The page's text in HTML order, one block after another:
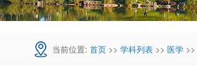
当前位置: 首页 >> 学科列表 >> 医学 >>